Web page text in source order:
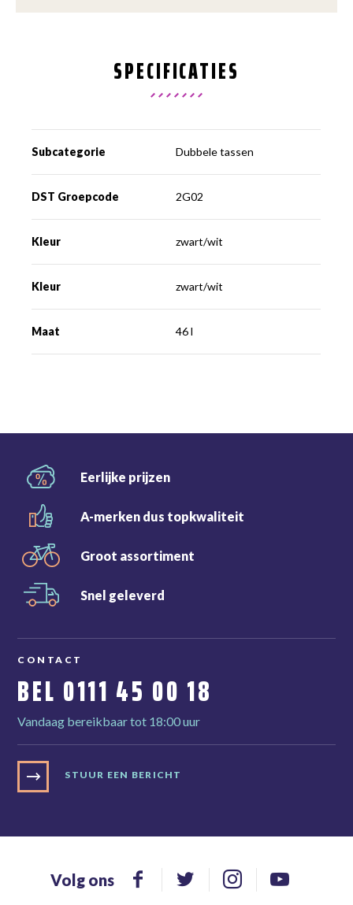
SPECIFICATIES
Subcategorie Dubbele tassen
DST Groepcode 2G02
Kleur zwart/wit
Kleur zwart/wit
Maat 46 l
Eerlijke prijzen
A-merken dus topkwaliteit
Groot assortiment
Snel geleverd
CONTACT
BEL 0111 45 00 18
Vandaag bereikbaar tot 18:00 uur
STUUR EEN BERICHT
Volg ons